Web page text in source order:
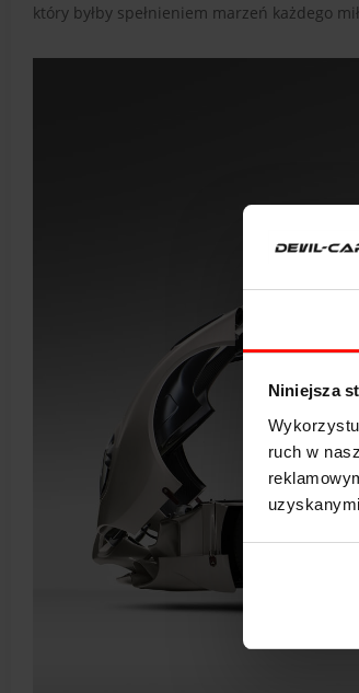
Niniejsza
ruch w
który byłby spełnieniem marzeń każdego